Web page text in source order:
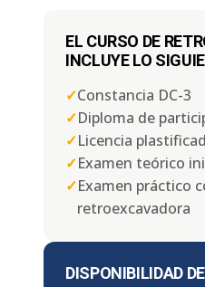
EL CURSO DE
INCLUYE LO
✓Constancia DC-3
✓Diploma de
✓Licencia
✓Examen teórico
✓Examen práctico
retroexcavadora
DISPONIBILIDAD